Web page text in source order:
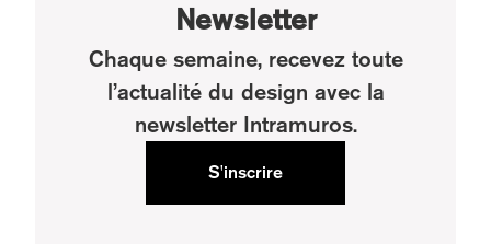
Newsletter
Chaque semaine, recevez toute
l’actualité du design avec la
newsletter Intramuros.
S'inscrire